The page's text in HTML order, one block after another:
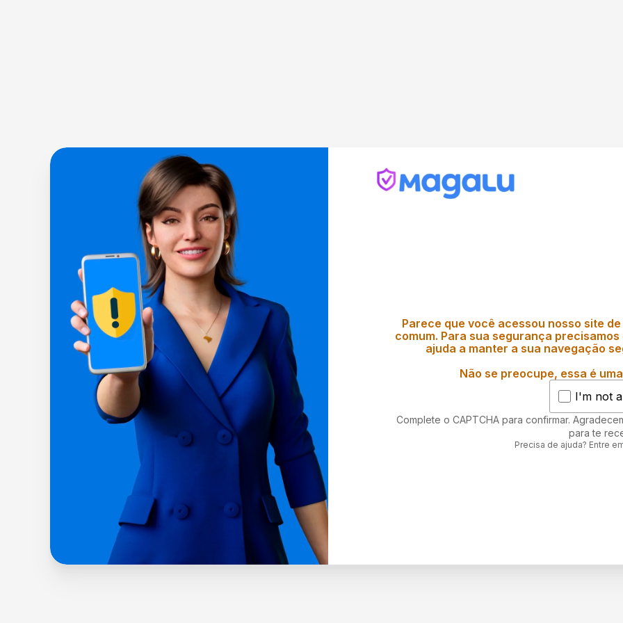
Parece que você acessou nosso site
comum. Para sua segurança
ajuda a manter a sua navegação
Não se preocupe, essa é
I'm not
Complete o CAPTCHA para confirmar.
para te
Precisa de ajuda? Entre